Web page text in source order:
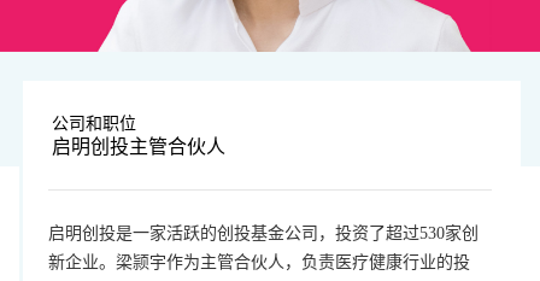
公司和职位
启明创投主管合伙人
启明创投是一家活跃的创投基金公司，投资了超过530家创
新企业。梁颕宇作为主管合伙人，负责医疗健康行业的投